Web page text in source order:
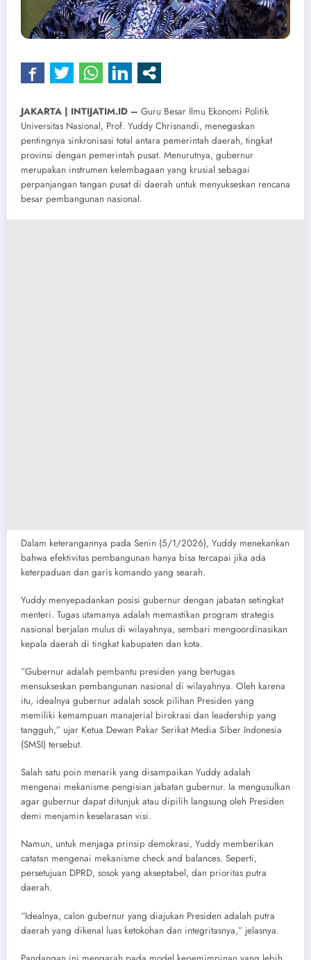
​JAKARTA | INTIJATIM.ID – Guru Besar Ilmu Ekonomi Politik
Universitas Nasional, Prof. Yuddy Chrisnandi, menegaskan
pentingnya sinkronisasi total antara pemerintah daerah, tingkat
provinsi dengan pemerintah pusat. Menurutnya, gubernur
merupakan instrumen kelembagaan yang krusial sebagai
perpanjangan tangan pusat di daerah untuk menyukseskan rencana
besar pembangunan nasional.
​Dalam keterangannya pada Senin (5/1/2026), Yuddy menekankan
bahwa efektivitas pembangunan hanya bisa tercapai jika ada
keterpaduan dan garis komando yang searah.
​Yuddy menyepadankan posisi gubernur dengan jabatan setingkat
menteri. Tugas utamanya adalah memastikan program strategis
nasional berjalan mulus di wilayahnya, sembari mengoordinasikan
kepala daerah di tingkat kabupaten dan kota.
​”Gubernur adalah pembantu presiden yang bertugas
mensukseskan pembangunan nasional di wilayahnya. Oleh karena
itu, idealnya gubernur adalah sosok pilihan Presiden yang
memiliki kemampuan manajerial birokrasi dan leadership yang
tangguh,” ujar Ketua Dewan Pakar Serikat Media Siber Indonesia
(SMSI) tersebut.
​Salah satu poin menarik yang disampaikan Yuddy adalah
mengenai mekanisme pengisian jabatan gubernur. Ia mengusulkan
agar gubernur dapat ditunjuk atau dipilih langsung oleh Presiden
demi menjamin keselarasan visi.
​Namun, untuk menjaga prinsip demokrasi, Yuddy memberikan
catatan mengenai mekanisme check and balances. Seperti,
persetujuan DPRD, sosok yang akseptabel, dan prioritas putra
daerah.
“Idealnya, calon gubernur yang diajukan Presiden adalah putra
daerah yang dikenal luas ketokohan dan integritasnya,” jelasnya.